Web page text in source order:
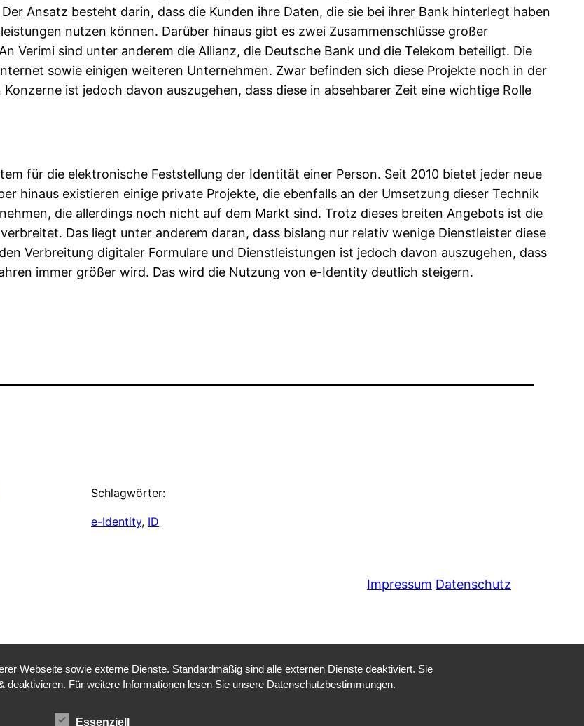
Ansatz besteht darin, dass die Kunden ihre Daten, die sie bei ihrer Bank hinterlegt haben
nutzen können. Darüber hinaus gibt es zwei Zusammenschlüsse großer
Verimi sind unter anderem die Allianz, die Deutsche Bank und die Telekom beteiligt. Die
sowie einigen weiteren Unternehmen. Zwar befinden sich diese Projekte noch in der
ist jedoch davon auszugehen, dass diese in absehbarer Zeit eine wichtige Rolle
für die elektronische Feststellung der Identität einer Person. Seit 2010 bietet jeder neue
hinaus existieren einige private Projekte, die ebenfalls an der Umsetzung dieser Technik
die allerdings noch nicht auf dem Markt sind. Trotz dieses breiten Angebots ist die
Das liegt unter anderem daran, dass bislang nur relativ wenige Dienstleister diese
Verbreitung digitaler Formulare und Dienstleistungen ist jedoch davon auszugehen, dass
immer größer wird. Das wird die Nutzung von e-Identity deutlich steigern.
Schlagwörter:
e-Identity, ID
Impressum Datenschutz
Webseite sowie externe Dienste. Standardmäßig sind alle externen Dienste deaktiviert. Sie
deaktivieren. Für weitere Informationen lesen Sie unsere Datenschutzbestimmungen.
Essenziell